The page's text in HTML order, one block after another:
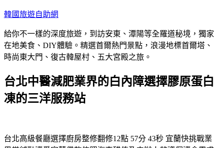
跳
主
要
內
韓國旅遊自助網
給你不一樣的深度旅遊，到訪安東、潭陽等全羅道秘境，獨家
在地美食、DIY體驗。精選首爾熱門景點，浪漫地標首爾塔、
時尚東大門、復古韓屋村、五大宮殿之旅。
台北中醫減肥業界的白內障選擇膠原蛋白
凍的三洋服務站
台北高級餐廳選擇廚房整修翻修12點 57分 43秒 宜蘭快挑戰業